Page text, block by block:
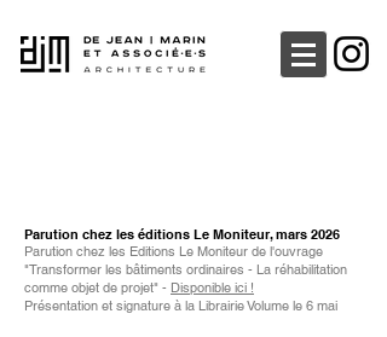
Parution chez les éditions Le Moniteur, mars 2026
Parution chez les Editions Le Moniteur de l'ouvrage
"Transformer les bâtiments ordinaires - La réhabilitation
comme objet de projet" - Disponible ici !
Présentation et signature à la Librairie Volume le 6 mai